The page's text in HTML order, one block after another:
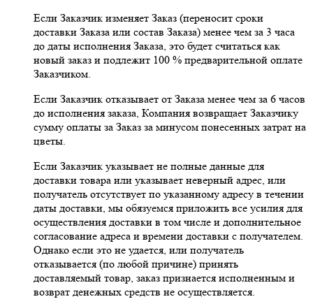
Если Заказчик изменяет Заказ (переносит сроки
доставки Заказа или состав Заказа) менее чем за 3 часа
до даты исполнения Заказа, это будет считаться как
новый заказ и подлежит 100 % предварительной оплате
Заказчиком.
Если Заказчик отказывает от Заказа менее чем за 6 часов
до исполнения заказа, Компания возвращает Заказчику
сумму оплаты за Заказ за минусом понесенных затрат на
цветы.
Если Заказчик указывает не полные данные для
доставки товара или указывает неверный адрес, или
получатель отсутствует по указанному адресу в течении
даты доставки, мы обязуемся приложить все усилия для
осуществления доставки в том числе и дополнительное
согласование адреса и времени доставки с получателем.
Однако если это не удается, или получатель
отказывается (по любой причине) принять
доставляемый товар, заказ признается исполненным и
возврат денежных средств не осуществляется.